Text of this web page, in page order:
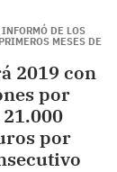
DE LOS
MESES DE
2019 con
por
por